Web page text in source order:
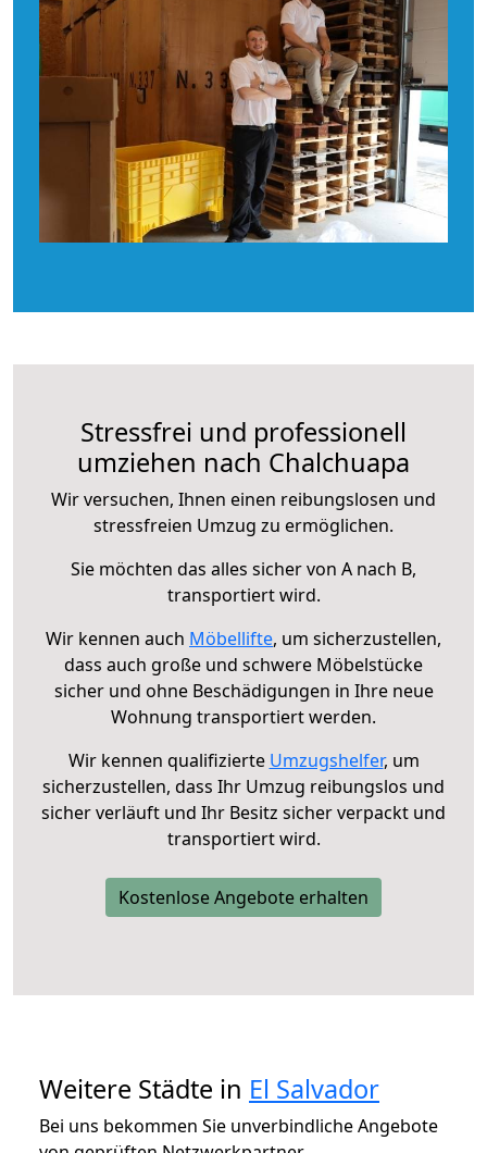
Stressfrei und professionell
umziehen nach Chalchuapa
Wir versuchen, Ihnen einen reibungslosen und
stressfreien Umzug zu ermöglichen.
Sie möchten das alles sicher von A nach B,
transportiert wird.
Wir kennen auch Möbellifte, um sicherzustellen,
dass auch große und schwere Möbelstücke
sicher und ohne Beschädigungen in Ihre neue
Wohnung transportiert werden.
Wir kennen qualifizierte Umzugshelfer, um
sicherzustellen, dass Ihr Umzug reibungslos und
sicher verläuft und Ihr Besitz sicher verpackt und
transportiert wird.
Kostenlose Angebote erhalten
Weitere Städte in El Salvador
Bei uns bekommen Sie unverbindliche Angebote